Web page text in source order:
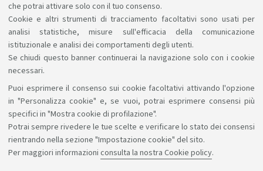
che potrai attivare solo con il tuo consenso.
Cookie e altri strumenti di tracciamento facoltativi sono usati per
analisi statistiche, misure sull'efficacia della comunicazione
istituzionale e analisi dei comportamenti degli utenti.
Se chiudi questo banner continuerai la navigazione solo con i cookie
necessari.
Puoi esprimere il consenso sui cookie facoltativi attivando l'opzione
in "Personalizza cookie" e, se vuoi, potrai esprimere consensi più
specifici in "Mostra cookie di profilazione".
Potrai sempre rivedere le tue scelte e verificare lo stato dei consensi
rientrando nella sezione "Impostazione cookie" del sito.
Per maggiori informazioni consulta la nostra Cookie policy.
inclusione e nuove sfide dell’orientamento.Link
Sosteniamo il diritto alla conoscenza
Seguici su: